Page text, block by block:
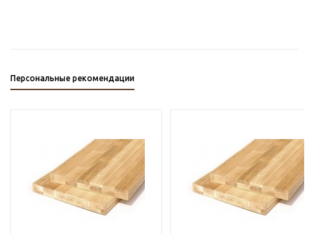
Персональные рекомендации